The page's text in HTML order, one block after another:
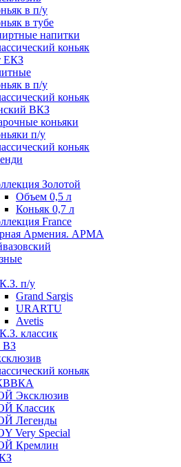
в п/у
в тубе
напитки
коньяк
ЕКЗ
в п/у
коньяк
ВКЗ
коньяки
п/у
коньяк
Золотой
Объем 0,5 л
Коньяк 0,7 л
France
Армения. АРМА
п/у
Grand Sargis
URARTU
Avetis
классик
ВЗ
коньяк
Эксклюзив
Классик
Легенды
Very Speсial
Кремлин